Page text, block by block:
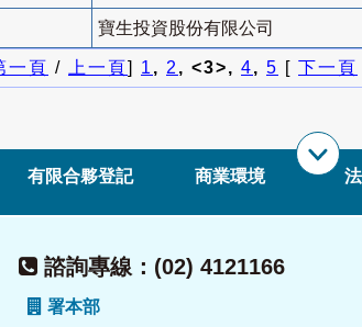
寶生投資股份有限公司
一頁 / 上一頁] 1, 2, <3>, 4, 5 [ 下一頁
有限合夥登記 商業環境
諮詢專線：(02) 4121166
署本部